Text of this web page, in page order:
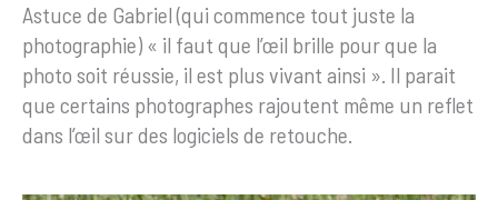
Astuce de Gabriel (qui commence tout juste la
photographie) « il faut que l’œil brille pour que la
photo soit réussie, il est plus vivant ainsi ». Il parait
que certains photographes rajoutent même un reflet
dans l’œil sur des logiciels de retouche.